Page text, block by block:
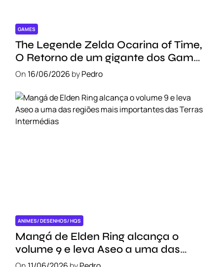
GAMES
The Legende Zelda Ocarina of Time,
O Retorno de um gigante dos Games
!!!
On 16/06/2026 byPedro
ANIMES/ DESENHOS/ HQS
Mangá de Elden Ring alcança o
volume 9 e leva Aseo a uma das
regiões mais importantes das Terras